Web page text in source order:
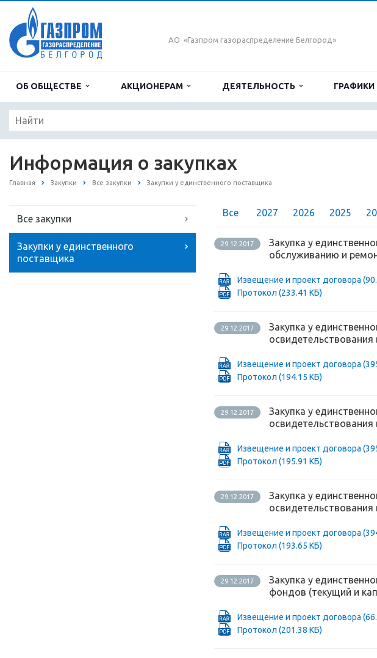
АО «Газпром газораспределение Белгород»
ОБ ОБЩЕСТВЕ АКЦИОНЕРАМ ДЕЯТЕЛЬНОСТЬ ГРАФИКИ
Информация о закупках
Главная Закупки Все закупки Закупки у единственного поставщика
Все закупки
Закупки у единственного
поставщика
Все 2027 2026 2025
29.12.2017
Закупка у
обслуживанию и
Извещение и проект договора
Протокол (233.41 КБ)
29.12.2017
Закупка у
Извещение и проект договора
Протокол (194.15 КБ)
29.12.2017
Закупка у
Извещение и проект договора
Протокол (195.91 КБ)
29.12.2017
Закупка у
Извещение и проект договора
Протокол (193.65 КБ)
29.12.2017
Закупка у
фондов (текущий и
Извещение и проект договора
Протокол (201.38 КБ)